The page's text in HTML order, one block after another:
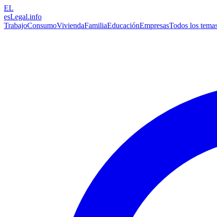
EL
esLegal.info
TrabajoConsumoViviendaFamiliaEducaciónEmpresasTodos los